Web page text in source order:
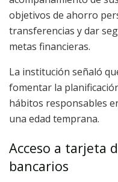
objetivos de ahorro
transferencias y dar
metas financieras.
La institución señaló
fomentar la
hábitos responsables
una edad temprana.
Acceso a tarjeta
bancarios